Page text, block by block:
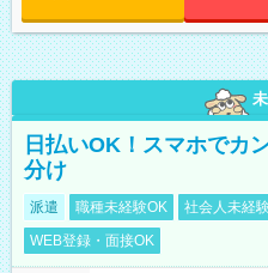
日払いOK！スマホでカ
分け
派遣 職種未経験OK 社会人未経
WEB登録・面接OK